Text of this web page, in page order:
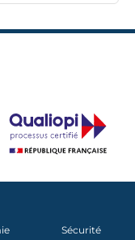
Sécurité